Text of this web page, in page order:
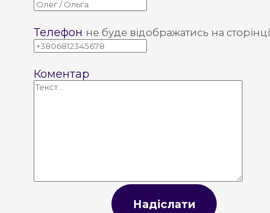
Телефон не буде відображатись на сторінці
Коментар
Надіслати